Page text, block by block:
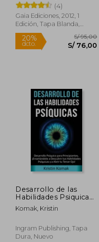
(4)
Gaia Ediciones, 2012, 1
Edición, Tapa Blanda,
Nuevo
Desarrollo de las
Habilidades Psiquicas:
Desarrollo Psiquico
Para Principiantes,!
Descubrir tus
Habilidades Psiquicas
Komak, Kristin
Ingram Publishing, Tapa
Dura, Nuevo